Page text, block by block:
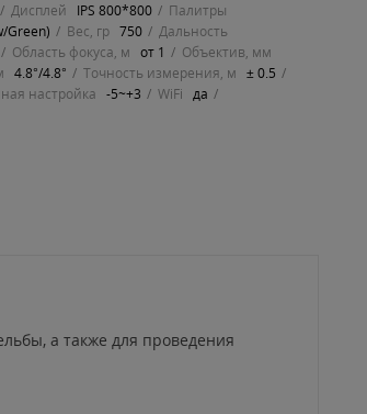
Дисплей IPS 800*800
Палитры
Green) Вес, гр 750
Дальность
Область фокуса, м от 1
Объектив, мм
4.8°/4.8° Точность измерения, м
± 0.5
настройка -5~+3 WiFi
да
а также для проведения